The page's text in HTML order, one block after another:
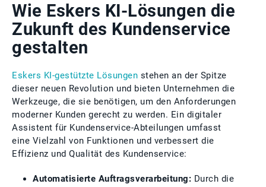
Wie Eskers KI-Lösungen die
Zukunft des Kundenservice
gestalten
Eskers KI-gestützte Lösungen stehen an der Spitze
dieser neuen Revolution und bieten Unternehmen die
Werkzeuge, die sie benötigen, um den Anforderungen
moderner Kunden gerecht zu werden. Ein digitaler
Assistent für Kundenservice-Abteilungen umfasst
eine Vielzahl von Funktionen und verbessert die
Effizienz und Qualität des Kundenservice:
Automatisierte Auftragsverarbeitung: Durch die